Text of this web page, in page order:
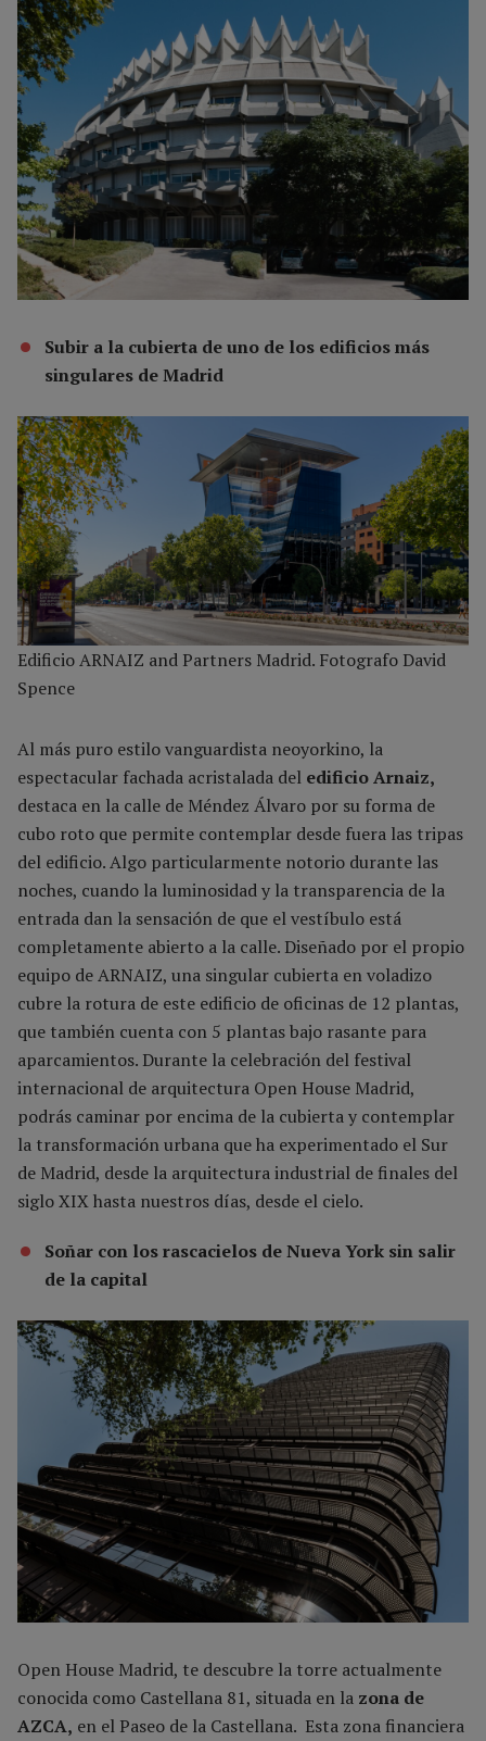
Subir a la cubierta de uno de los edificios más
singulares de Madrid
Edificio ARNAIZ and Partners Madrid. Fotografo David
Spence
Al más puro estilo vanguardista neoyorkino, la
espectacular fachada acristalada del edificio Arnaiz,
destaca en la calle de Méndez Álvaro por su forma de
cubo roto que permite contemplar desde fuera las tripas
del edificio. Algo particularmente notorio durante las
noches, cuando la luminosidad y la transparencia de la
entrada dan la sensación de que el vestíbulo está
completamente abierto a la calle. Diseñado por el propio
equipo de ARNAIZ, una singular cubierta en voladizo
cubre la rotura de este edificio de oficinas de 12 plantas,
que también cuenta con 5 plantas bajo rasante para
aparcamientos. Durante la celebración del festival
internacional de arquitectura Open House Madrid,
podrás caminar por encima de la cubierta y contemplar
la transformación urbana que ha experimentado el Sur
de Madrid, desde la arquitectura industrial de finales del
siglo XIX hasta nuestros días, desde el cielo.
Soñar con los rascacielos de Nueva York sin salir
de la capital
Open House Madrid, te descubre la torre actualmente
conocida como Castellana 81, situada en la zona de
AZCA, en el Paseo de la Castellana. Esta zona financiera